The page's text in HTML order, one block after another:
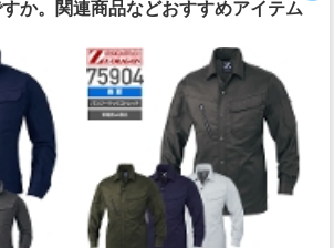
か。関連商品などおすすめアイテム